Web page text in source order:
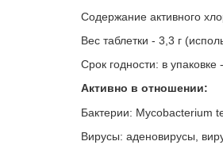
Содержание активного
Вес таблетки - 3,3 г
Срок годности: в
Активно в отношении:
Бактерии: Mycobacterium
Вирусы: аденовирусы,